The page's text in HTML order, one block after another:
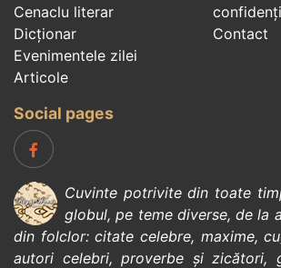
Cenaclu literar
Dicționar
Evenimentele zilei
Articole
Contact
Social pages
Cuvinte potrivite din toate
globul, pe teme diverse, de la
din folclor:citate celebre, maxime,
autori celebri,proverbe și zicători,